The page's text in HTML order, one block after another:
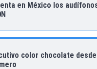
en México los
color chocolate